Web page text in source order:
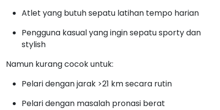
Atlet yang butuh sepatu latihan tempo harian
Pengguna kasual yang ingin sepatu sporty dan
stylish
Namun kurang cocok untuk:
Pelari dengan jarak >21 km secara rutin
Pelari dengan masalah pronasi berat